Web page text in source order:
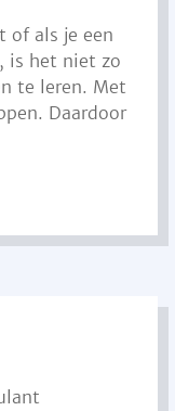
of als je een
is het niet zo
te leren. Met
Daardoor